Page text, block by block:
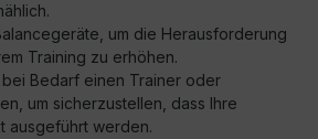
um die Herausforderung
Training zu erhöhen.
bei Bedarf einen Trainer oder
um sicherzustellen, dass Ihre
ausgeführt werden.